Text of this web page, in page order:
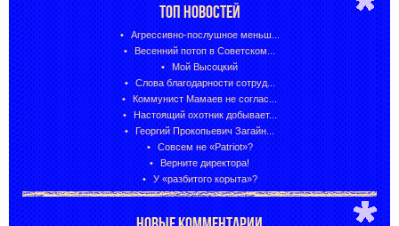
ТОП НОВОСТЕЙ
Агрессивно-послушное меньш...
Весенний потоп в Советском...
Мой Высоцкий
Слова благодарности сотруд...
Коммунист Мамаев не соглас...
Настоящий охотник добывает...
Георгий Прокопьевич Загайн...
Совсем не «Patriot»?
Верните директора!
У «разбитого корыта»?